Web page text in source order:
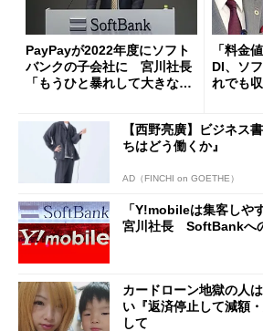
PayPayが2022年度にソフト
バンクの子会社に 宮川社長
「もうひと暴れして大きな収
「料金
DI、ソ
れでも
【西野亮廣】ビジネ
ちはどう働くか』
AD（FINCHI on GOETHE）
「Y!mobileは集客しや
宮川社長 SoftBankへ
カードローン地獄の人
い『返済停止して減額
して